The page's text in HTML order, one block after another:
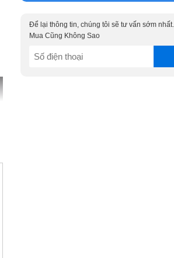
Để lại thông tin, chúng tôi sẽ tư vấn sớm
Mua Cũng Không Sao
SĐT